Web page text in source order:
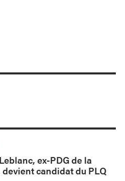
ex-PDG de la
devient candidat du PLQ